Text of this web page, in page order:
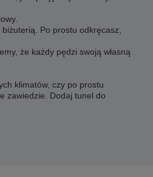
Po prostu odkręcasz,
że każdy pędzi swoją własną
klimatów, czy po prostu
zawiedzie. Dodaj tunel do